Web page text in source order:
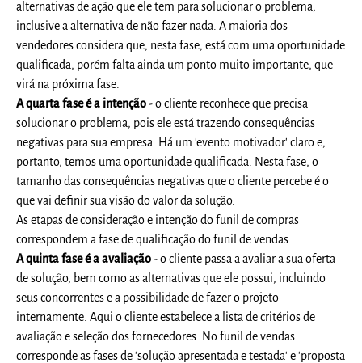
alternativas de ação que ele tem para solucionar o problema,
inclusive a alternativa de não fazer nada. A maioria dos
vendedores considera que, nesta fase, está com uma oportunidade
qualificada, porém falta ainda um ponto muito importante, que
virá na próxima fase.
A quarta fase é a intenção- o cliente reconhece que precisa
solucionar o problema, pois ele está trazendo consequências
negativas para sua empresa. Há um 'evento motivador' claro e,
portanto, temos uma oportunidade qualificada. Nesta fase, o
tamanho das consequências negativas que o cliente percebe é o
que vai definir sua visão do valor da solução.
As etapas de consideração e intenção do funil de compras
correspondem a fase de qualificação do funil de vendas.
A quinta fase é a avaliação- o cliente passa a avaliar a sua oferta
de solução, bem como as alternativas que ele possui, incluindo
seus concorrentes e a possibilidade de fazer o projeto
internamente. Aqui o cliente estabelece a lista de critérios de
avaliação e seleção dos fornecedores. No funil de vendas
corresponde as fases de 'solução apresentada e testada' e 'proposta